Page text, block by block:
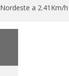
Nordeste a 2.41Km/h